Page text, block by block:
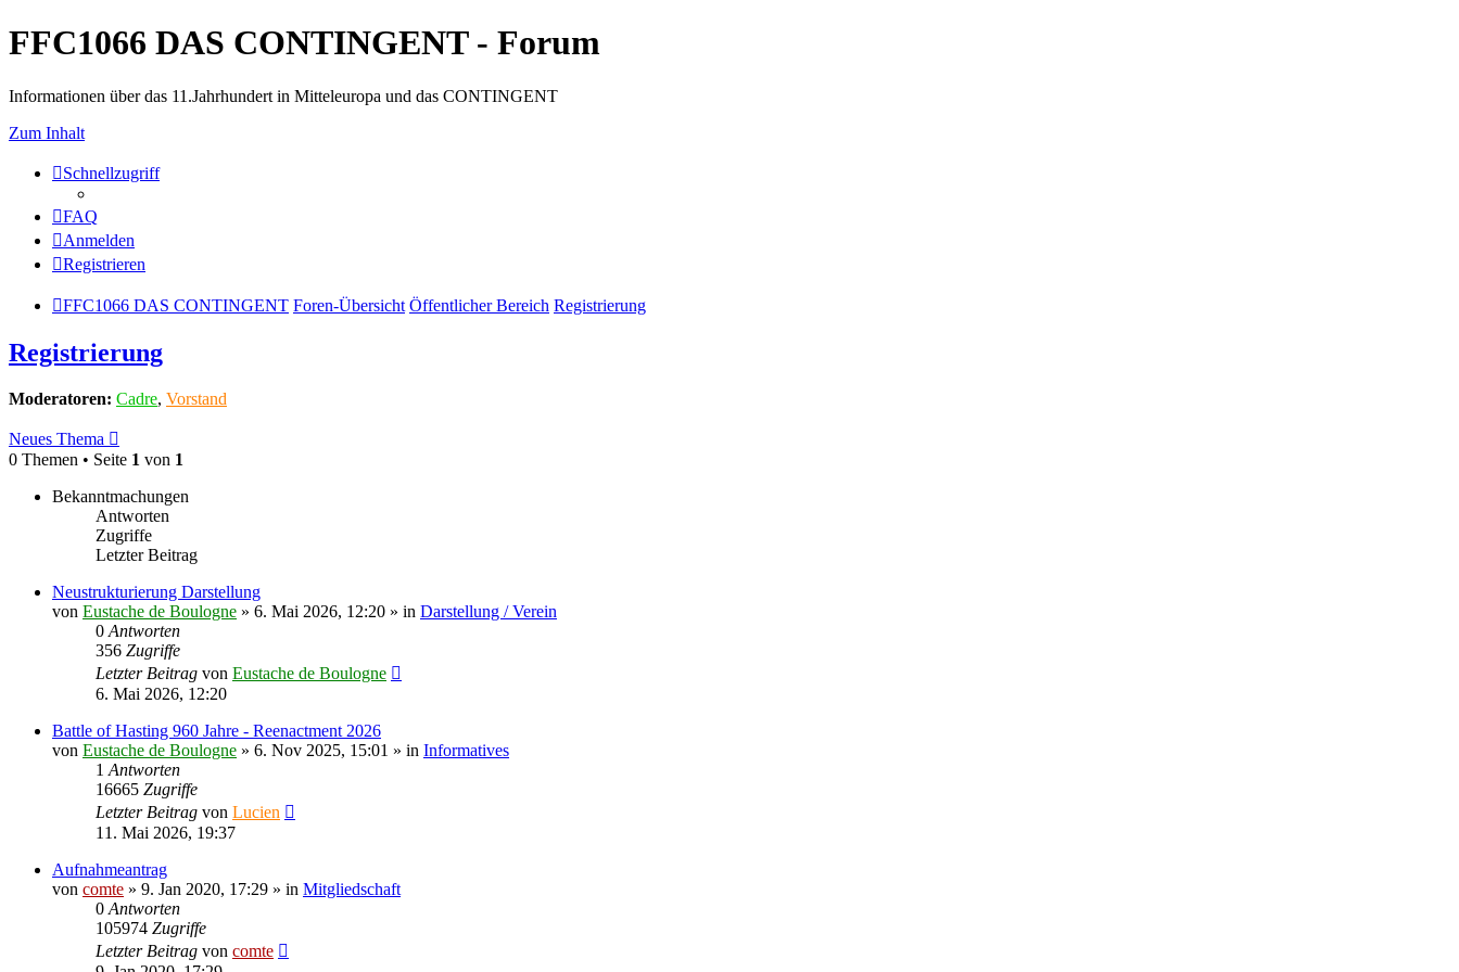
FFC1066 DAS CONTINGENT - Forum
Informationen über das 11.Jahrhundert in Mitteleuropa und das CONTINGENT
Zum Inhalt
Schnellzugriff
FAQ
Anmelden
Registrieren
FFC1066 DAS CONTINGENT Foren-Übersicht Öffentlicher Bereich Registrierung
Registrierung
Moderatoren: Cadre, Vorstand
Neues Thema
0 Themen • Seite 1 von 1
Bekanntmachungen
Antworten
Zugriffe
Letzter Beitrag
Neustrukturierung Darstellung
von Eustache de Boulogne » 6. Mai 2026, 12:20 » in Darstellung / Verein
0 Antworten
356 Zugriffe
Letzter Beitrag von Eustache de Boulogne
6. Mai 2026, 12:20
Battle of Hasting 960 Jahre - Reenactment 2026
von Eustache de Boulogne » 6. Nov 2025, 15:01 » in Informatives
1 Antworten
16665 Zugriffe
Letzter Beitrag von Lucien
11. Mai 2026, 19:37
Aufnahmeantrag
von comte » 9. Jan 2020, 17:29 » in Mitgliedschaft
0 Antworten
105974 Zugriffe
Letzter Beitrag von comte